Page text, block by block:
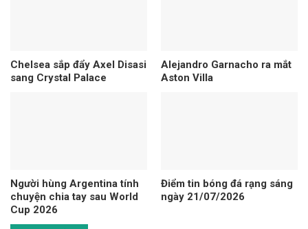
Chelsea sắp đẩy Axel Disasi
sang Crystal Palace
Alejandro Garnacho ra mắt
Aston Villa
Người hùng Argentina tính
chuyện chia tay sau World
Cup 2026
Điểm tin bóng đá rạng sáng
ngày 21/07/2026